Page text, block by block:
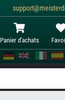
Panier d'achats